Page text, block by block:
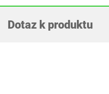
Dotaz k produktu